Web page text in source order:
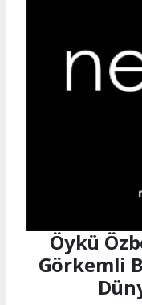
Öykü
Görkemli